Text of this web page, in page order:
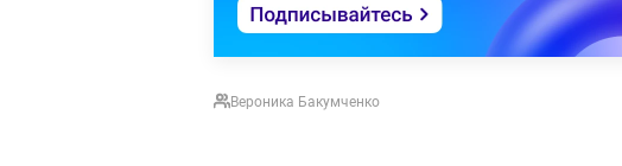
Вероника Бакумченко